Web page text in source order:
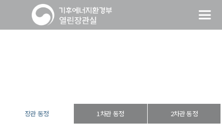
장관 동정 1차관 동정 2차관 동정